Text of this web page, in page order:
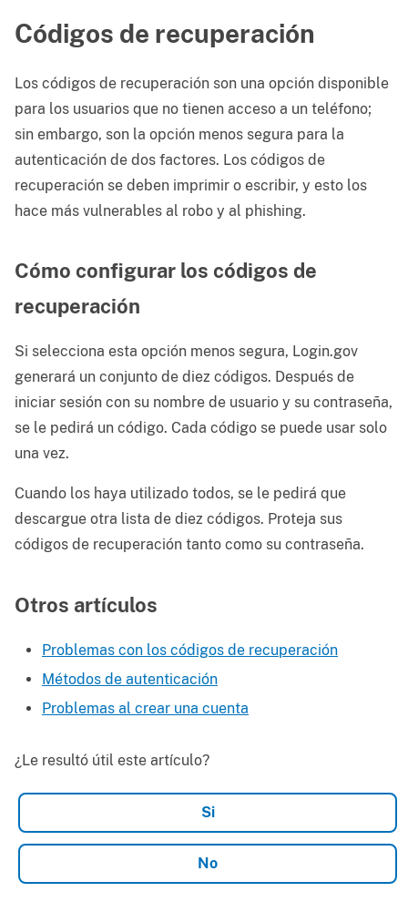
Códigos de recuperación
Los códigos de recuperación son una opción disponible
para los usuarios que no tienen acceso a un teléfono;
sin embargo, son la opción menos segura para la
autenticación de dos factores. Los códigos de
recuperación se deben imprimir o escribir, y esto los
hace más vulnerables al robo y al phishing.
Cómo configurar los códigos de
recuperación
Si selecciona esta opción menos segura, Login.gov
generará un conjunto de diez códigos. Después de
iniciar sesión con su nombre de usuario y su contraseña,
se le pedirá un código. Cada código se puede usar solo
una vez.
Cuando los haya utilizado todos, se le pedirá que
descargue otra lista de diez códigos. Proteja sus
códigos de recuperación tanto como su contraseña.
Otros artículos
Problemas con los códigos de recuperación
Métodos de autenticación
Problemas al crear una cuenta
¿Le resultó útil este artículo?